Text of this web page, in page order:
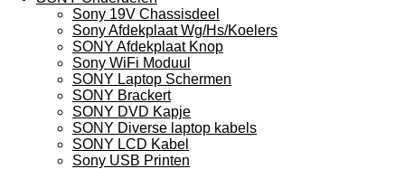
Sony 19V Chassisdeel
Sony Afdekplaat Wg/Hs/Koelers
SONY Afdekplaat Knop
Sony WiFi Moduul
SONY Laptop Schermen
SONY Brackert
SONY DVD Kapje
SONY Diverse laptop kabels
SONY LCD Kabel
Sony USB Printen